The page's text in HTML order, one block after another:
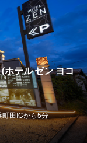
ホテル ゼン ヨコ
町田ICから5分